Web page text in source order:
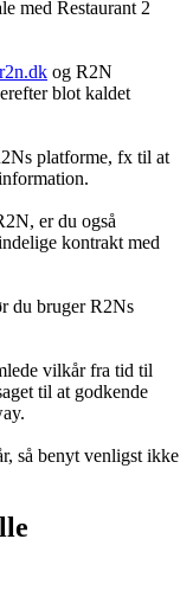
med Restaurant 2
og R2N
blot kaldet
platforme, fx til at
er du også
kontrakt med
du bruger R2Ns
vilkår fra tid til
til at godkende
så benyt venligst ikke